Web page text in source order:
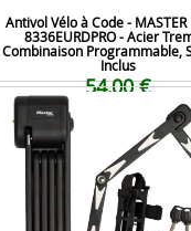
Antivol Vélo à Code - MASTER
8336EURDPRO - Acier
Combinaison Programmable,
Inclus
54,00 €